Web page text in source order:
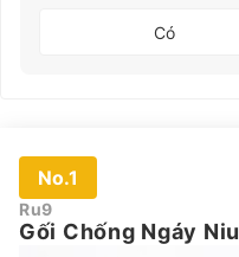
Có
No.1
Ru9
Gối Chống Ngáy Niu